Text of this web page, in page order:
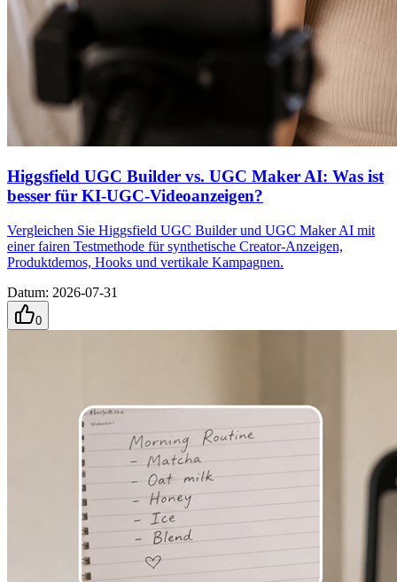
Higgsfield UGC Builder vs. UGC Maker AI: Was ist
besser für KI-UGC-Videoanzeigen?
Vergleichen Sie Higgsfield UGC Builder und UGC Maker AI mit
einer fairen Testmethode für synthetische Creator-Anzeigen,
Produktdemos, Hooks und vertikale Kampagnen.
Datum: 2026-07-31
0